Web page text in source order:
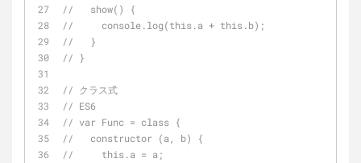
//   show() {
//     console.log(this.a + this.b);
//   }
// }
// クラス式
// ES6
// var Func = class {
//   constructor (a, b) {
//     this.a = a;